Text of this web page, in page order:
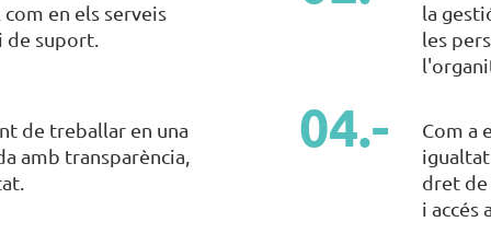
en els serveis
de suport.
la
les
de treballar en una
amb transparència,
Com a
dret de
i accés